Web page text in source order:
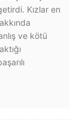
Kızlar en
ve kötü